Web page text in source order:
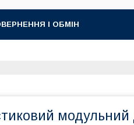
І ОБМІН
модульний